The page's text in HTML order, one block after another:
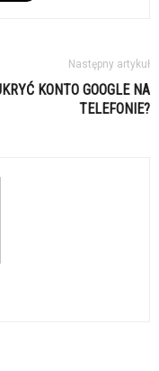
Następny artykuł
KONTO GOOGLE NA
TELEFONIE?